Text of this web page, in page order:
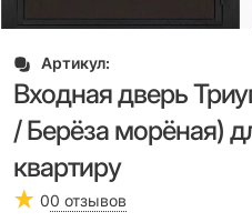
Артикул:
Входная дверь
/ Берёза морёная)
квартиру
00 отзывов